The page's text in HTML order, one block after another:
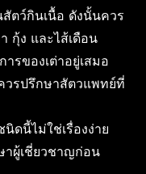
สัตว์กินเนื้อ ดังนั้นควร
กุ้ง และไส้เดือน
ารของเต่าอยู่เสมอ
วรปรึกษาสัตวแพทย์ที่
นิดนี้ไม่ใช่เรื่องง่าย
ผู้เชี่ยวชาญก่อน